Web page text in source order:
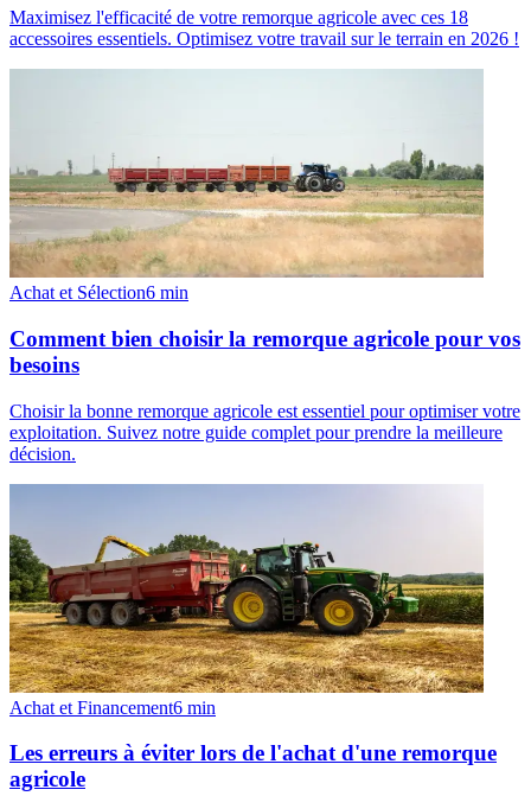
Maximisez l'efficacité de votre remorque agricole avec ces 18
accessoires essentiels. Optimisez votre travail sur le terrain en 2026 !
Achat et Sélection6 min
Comment bien choisir la remorque agricole pour vos
besoins
Choisir la bonne remorque agricole est essentiel pour optimiser votre
exploitation. Suivez notre guide complet pour prendre la meilleure
décision.
Achat et Financement6 min
Les erreurs à éviter lors de l'achat d'une remorque
agricole